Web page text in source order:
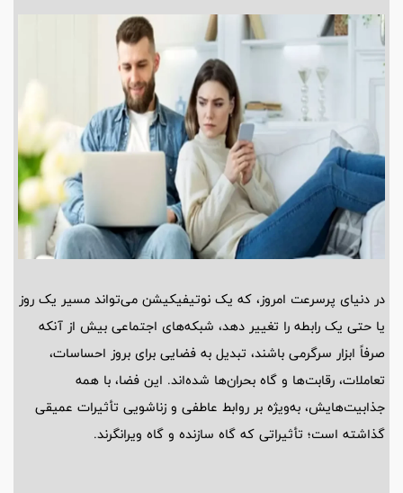
در دنیای پرسرعت امروز، که یک نوتیفیکیشن می‌تواند مسیر یک روز
یا حتی یک رابطه را تغییر دهد، شبکه‌های اجتماعی بیش از آنکه
صرفاً ابزار سرگرمی باشند، تبدیل به فضایی برای بروز احساسات،
تعاملات، رقابت‌ها و گاه بحران‌ها شده‌اند. این فضا، با همه
جذابیت‌هایش، به‌ویژه بر روابط عاطفی و زناشویی تأثیرات عمیقی
گذاشته است؛ تأثیراتی که گاه سازنده و گاه ویرانگرند.